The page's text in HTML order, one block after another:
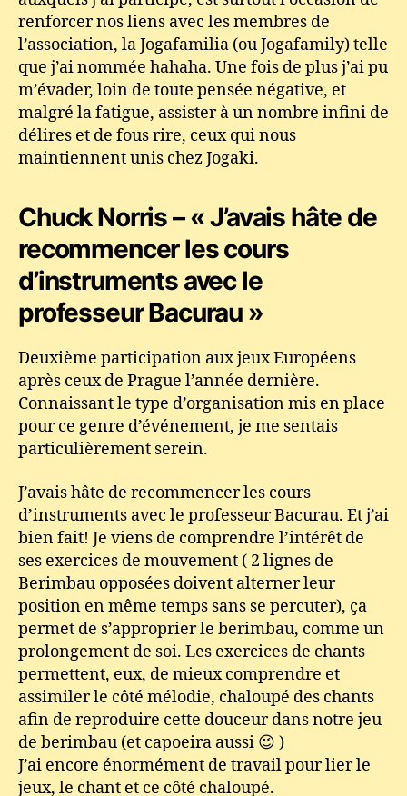
renforcer nos liens avec les membres de
l’association, la Jogafamilia (ou Jogafamily) telle
que j’ai nommée hahaha. Une fois de plus j’ai pu
m’évader, loin de toute pensée négative, et
malgré la fatigue, assister à un nombre infini de
délires et de fous rire, ceux qui nous
maintiennent unis chez Jogaki.
Chuck Norris – « J’avais hâte de
recommencer les cours
d’instruments avec le
professeur Bacurau »
Deuxième participation aux jeux Européens
après ceux de Prague l’année dernière.
Connaissant le type d’organisation mis en place
pour ce genre d’événement, je me sentais
particulièrement serein.
J’avais hâte de recommencer les cours
d’instruments avec le professeur Bacurau. Et j’ai
bien fait! Je viens de comprendre l’intérêt de
ses exercices de mouvement ( 2 lignes de
Berimbau opposées doivent alterner leur
position en même temps sans se percuter), ça
permet de s’approprier le berimbau, comme un
prolongement de soi. Les exercices de chants
permettent, eux, de mieux comprendre et
assimiler le côté mélodie, chaloupé des chants
afin de reproduire cette douceur dans notre jeu
de berimbau (et capoeira aussi 😉 )
J’ai encore énormément de travail pour lier le
jeux, le chant et ce côté chaloupé.